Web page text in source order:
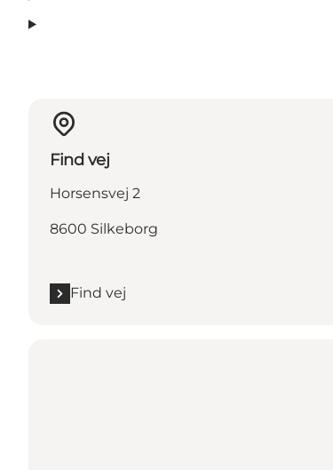
Find vej
Horsensvej 2
8600 Silkeborg
Find vej